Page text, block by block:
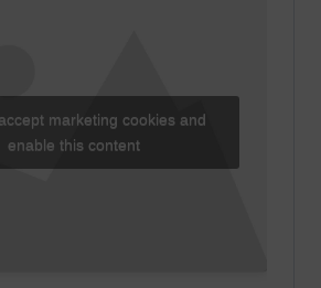
marketing cookies and
enable this content